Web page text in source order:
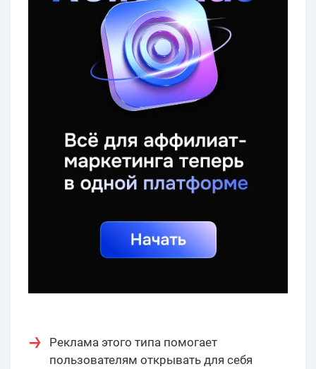
Реклама этого типа помогает
пользователям открывать для себя